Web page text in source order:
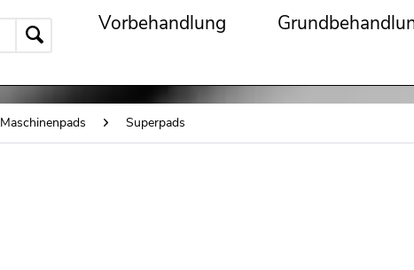
Vorbehandlung
Maschinenpads Superpads